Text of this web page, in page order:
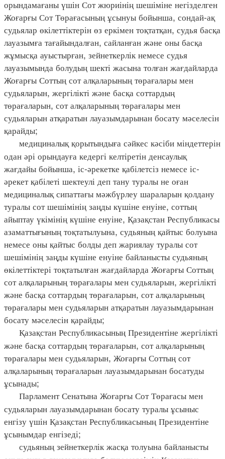
орындамағаны үшін Сот жюриінің шешіміне негізделген
Жоғарғы Сот Төрағасының ұсынуы бойынша, сондай-ақ
судьялар өкілеттіктерін өз еркімен тоқтатқан, судья басқа
лауазымға тағайындалған, сайланған және оны басқа
жұмысқа ауыстырған, зейнеткерлік немесе судья
лауазымында болудың шекті жасына толған жағдайларда
Жоғарғы Соттың сот алқаларының төрағалары мен
судьяларын, жергілікті және басқа соттардың
төрағаларын, сот алқаларының төрағалары мен
судьяларын атқаратын лауазымдарынан босату мәселесін
қарайды;
медициналық қорытындыға сәйкес кәсіби міндеттерін
одан әрі орындауға кедергі келтіретін денсаулық
жағдайы бойынша, іс-әрекетке қабілетсіз немесе іс-
әрекет қабілеті шектеулі деп тану туралы не оған
медициналық сипаттағы мәжбүрлеу шараларын қолдану
туралы сот шешімінің заңды күшіне енуіне, соттың
айыптау үкімінің күшіне енуіне, Қазақстан Республикасы
азаматтығының тоқтатылуына, судьяның қайтыс болуына
немесе оны қайтыс болды деп жариялау туралы сот
шешімінің заңды күшіне енуіне байланысты судьяның
өкілеттіктері тоқтатылған жағдайларда Жоғарғы Соттың
сот алқаларының төрағалары мен судьяларын, жергілікті
және басқа соттардың төрағаларын, сот алқаларының
төрағалары мен судьяларын атқаратын лауазымдарынан
босату мәселесін қарайды;
Қазақстан Республикасының Президентіне жергілікті
және басқа соттардың төрағаларын, сот алқаларының
төрағалары мен судьяларын, Жоғарғы Соттың сот
алқаларының төрағаларын лауазымдарынан босатуды
ұсынады;
Парламент Сенатына Жоғарғы Сот Төрағасы мен
судьяларын лауазымдарынан босату туралы ұсыныс
енгізу үшін Қазақстан Республикасының Президентіне
ұсынымдар енгізеді;
судьяның зейнеткерлік жасқа толуына байланысты